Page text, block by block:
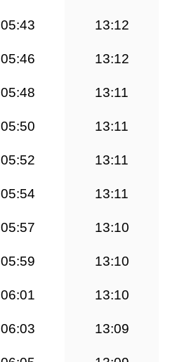
05:43 13:12
05:46 13:12
05:48 13:11
05:50 13:11
05:52 13:11
05:54 13:11
05:57 13:10
05:59 13:10
06:01 13:10
06:03 13:09